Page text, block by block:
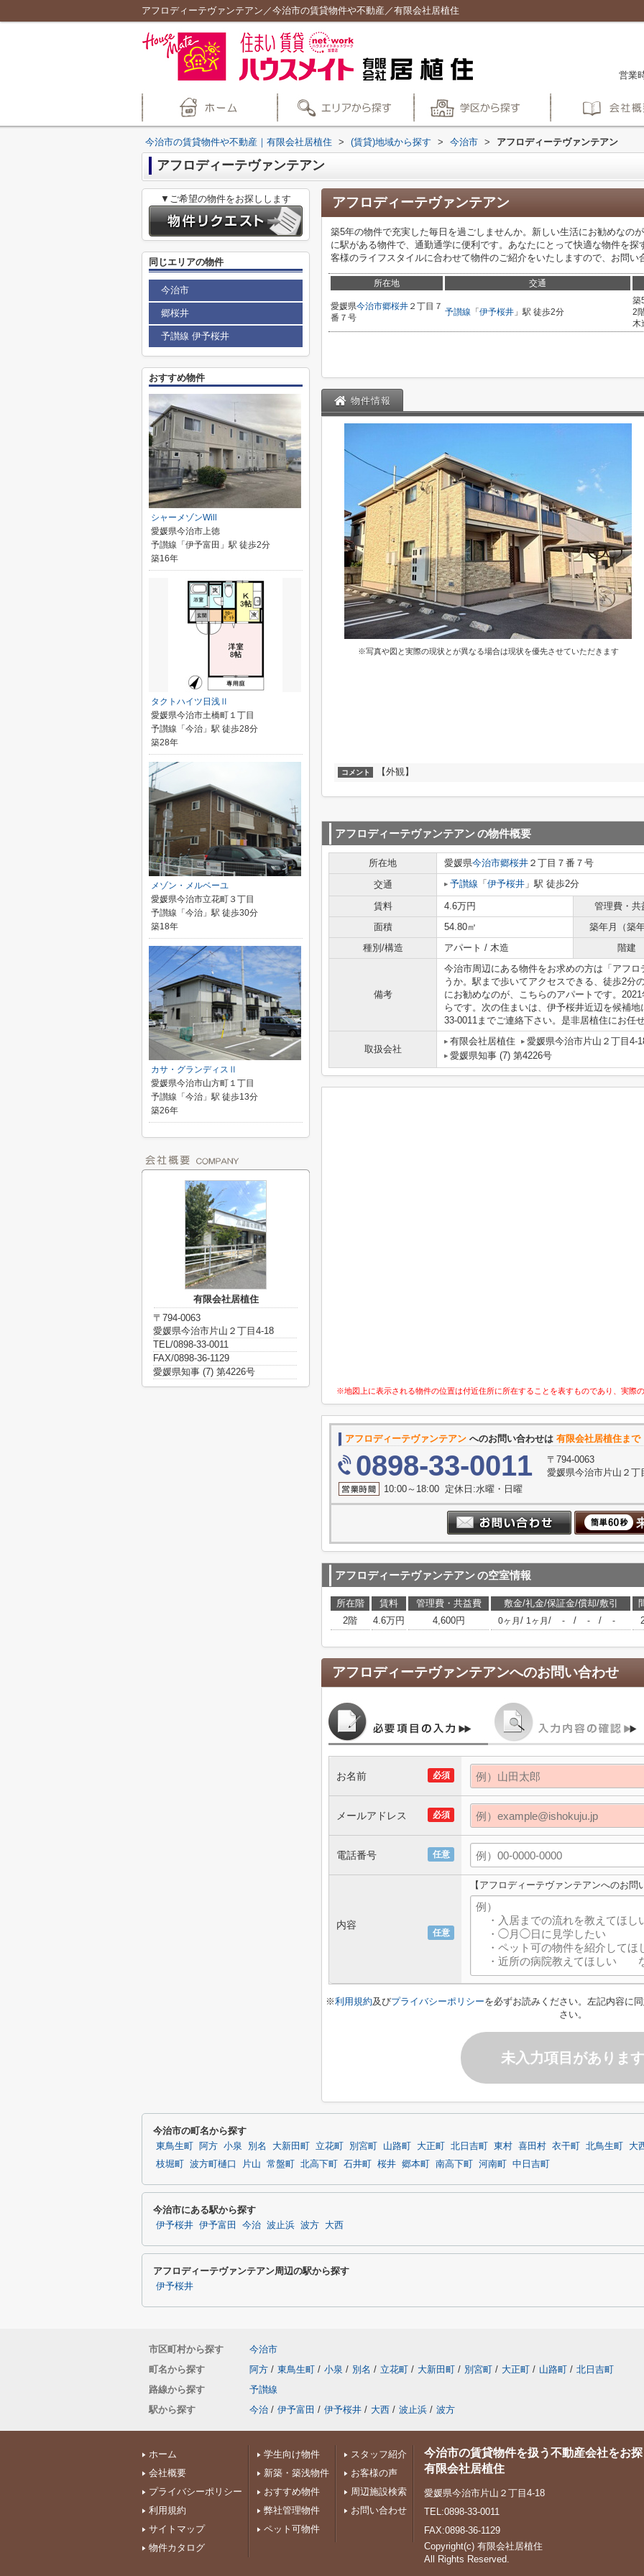
アフロディーテヴァンテアン／今治市の賃貸物件や不動産／有限会社居植住
営業
今治市の賃貸物件や不動産｜有限会社居植住 > (賃貸)地域から探す > 今治市 > アフロディーテヴァンテアン
アフロディーテヴァンテアン
アフロディーテヴァンテアン
築5年の物件で充実した毎日を過ごしませんか。新しい生活にお勧めなの
に駅がある物件で、通勤通学に便利です。あなたにとって快適な物件を
客様のライフスタイルに合わせて物件のご紹介をいたしますので、お問い
所在地 交通
愛媛県今治市郷桜井 ２丁目７
番７号
予讃線 「 伊予桜井 」駅 徒歩2分
築
2
木
物件情報
※写真や図と実際の現状とが異なる場合は現状を優先させていただきます
コメント 【外観】
アフロディーテヴァンテアンの物件概要
所在地 愛媛県今治市郷桜井 ２丁目７番７号
交通
予讃線 「 伊予桜井 」駅 徒歩2分
賃料 4.6万円
管理費・共
面積
54.80㎡
築年月（築
種別/構造
アパート / 木造 階建
備考
今治市周辺にある物件をお求めの方は「アフ
うか。駅まで歩いてアクセスできる、徒歩2分
にお勧めなのが、こちらのアパートです。
らです。次の住まいは、伊予桜井近辺を候補
33-0011までご連絡下さい。是非居植住にお任
取扱会社
有限会社居植住
愛媛県今治市片山２丁目4-
愛媛県知事 (7) 第4226号
※地図上に表示される物件の位置は付近住所に所在することを表すものであり、実際
アフロディーテヴァンテアン へのお問い合わせは 有限会社居植住まで
0898-33-0011
〒794-0063
愛媛県今治市片山２
10:00～18:00 定休日:水曜・日曜
アフロディーテヴァンテアンの空室情報
所在階 賃料 管理費・共益費 敷金/礼金/保証金/償却/敷引
2階
4.6万円 4,600円 0ヶ月 / 1ヶ月 / - / - / -
アフロディーテヴァンテアンへのお問い合わせ
必須
お名前
必須
メールアドレス
任意
電話番号
任意
内容
【アフロディーテヴァンテアンへのお問
※利用規約及びプライバシーポリシーを必ずお読みください。左記内容に
さい。
未入力項目があります
▼ご希望の物件をお探しします
同じエリアの物件
今治市
郷桜井
予讃線 伊予桜井
おすすめ物件
シャーメゾンWill
愛媛県今治市上徳
予讃線「伊予富田」駅 徒歩2分
築16年
タクトハイツ日浅Ⅱ
愛媛県今治市土橋町１丁目
予讃線「今治」駅 徒歩28分
築28年
メゾン・メルベーユ
愛媛県今治市立花町３丁目
予讃線「今治」駅 徒歩30分
築18年
カサ・グランディスⅡ
愛媛県今治市山方町１丁目
予讃線「今治」駅 徒歩13分
築26年
有限会社居植住
〒794-0063
愛媛県今治市片山２丁目4-18
TEL/0898-33-0011
FAX/0898-36-1129
愛媛県知事 (7) 第4226号
今治市の町名から探す
東鳥生町 阿方 小泉 別名 大新田町 立花町 別宮町 山路町 大正町 北日吉町 東村 喜田村 衣干町 北鳥生町
大
枝堀町
波方町樋口 片山 常盤町 北高下町 石井町 桜井 郷本町 南高下町 河南町 中日吉町
今治市にある駅から探す
伊予桜井 伊予富田 今治 波止浜 波方 大西
アフロディーテヴァンテアン周辺の駅から探す
伊予桜井
市区町村から探す
今治市
町名から探す
阿方 / 東鳥生町 / 小泉 / 別名 / 立花町 / 大新田町 / 別宮町 / 大正町 / 山路町 / 北日吉町
路線から探す
予讃線
駅から探す
今治 / 伊予富田 / 伊予桜井 / 大西 / 波止浜 / 波方
ホーム
会社概要
プライバシーポリシー
利用規約
サイトマップ
物件カタログ
学生向け物件
新築・築浅物件
おすすめ物件
弊社管理物件
ペット可物件
スタッフ紹介
お客様の声
周辺施設検索
お問い合わせ
今治市の賃貸物件を扱う不動産会社をお
有限会社居植住
愛媛県今治市片山２丁目4-18
TEL:0898-33-0011
FAX:0898-36-1129
Copyright(c) 有限会社居植住
All Rights Reserved.